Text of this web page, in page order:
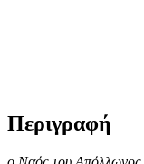
Περιγραφή